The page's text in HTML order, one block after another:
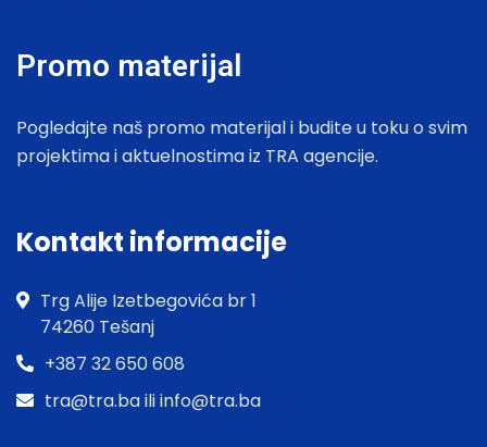
Promo materijal
Pogledajte naš promo materijal i budite u toku o svim
projektima i aktuelnostima iz TRA agencije.
Kontakt informacije
Trg Alije Izetbegovića br 1
74260 Tešanj
+387 32 650 608
tra@tra.ba ili info@tra.ba